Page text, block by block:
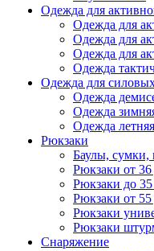
Одежда для
Одежда для
Одежда для
Одежда для
Одежда
Одежда для
Одежда
Одежда
Одежда
Рюкзаки
Баулы, сумки,
Рюкзаки от
Рюкзаки до
Рюкзаки от 55
Рюкзаки
Рюкзаки
Снаряжение